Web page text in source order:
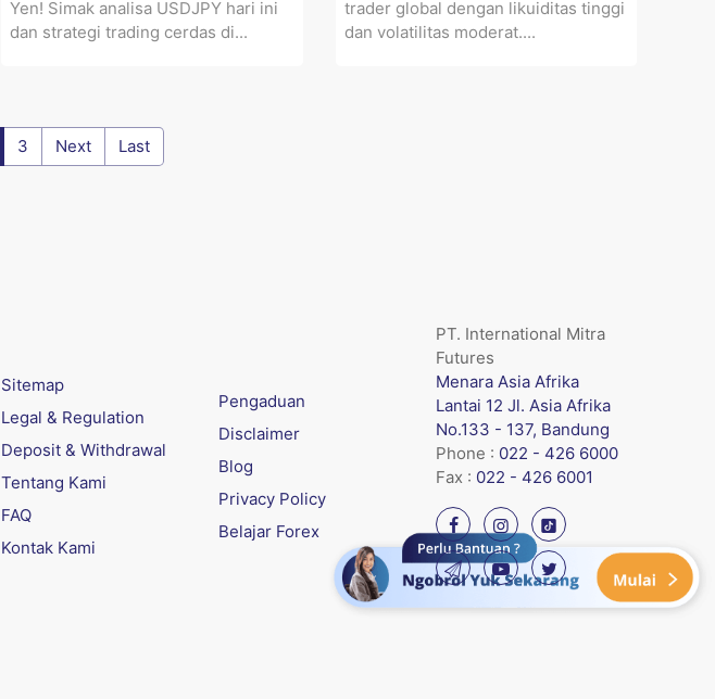
Yen! Simak analisa USDJPY hari ini
dan strategi trading cerdas di...
trader global dengan likuiditas tinggi
dan volatilitas moderat....
3 Next Last
Sitemap
Legal & Regulation
Deposit & Withdrawal
Tentang Kami
FAQ
Kontak Kami
Pengaduan
Disclaimer
Blog
Privacy Policy
Belajar Forex
PT. International Mitra
Futures
Menara Asia Afrika
Lantai 12 Jl. Asia Afrika
No.133 - 137, Bandung
Phone : 022 - 426 6000
Fax : 022 - 426 6001